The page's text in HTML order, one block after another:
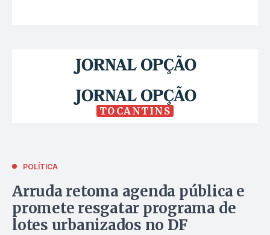
TOCANTINS
POLÍTICA
Arruda retoma agenda pública e
promete resgatar programa de
lotes urbanizados no DF